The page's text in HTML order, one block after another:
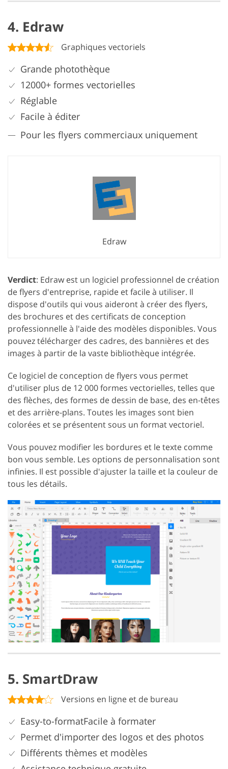
4. Edraw
Graphiques vectoriels
Grande photothèque
12000+ formes vectorielles
Réglable
Facile à éditer
Pour les flyers commerciaux uniquement
Edraw
Verdict: Edraw est un logiciel professionnel de création
de flyers d'entreprise, rapide et facile à utiliser. Il
dispose d'outils qui vous aideront à créer des flyers,
des brochures et des certificats de conception
professionnelle à l'aide des modèles disponibles. Vous
pouvez télécharger des cadres, des bannières et des
images à partir de la vaste bibliothèque intégrée.
Ce logiciel de conception de flyers vous permet
d'utiliser plus de 12 000 formes vectorielles, telles que
des flèches, des formes de dessin de base, des en-têtes
et des arrière-plans. Toutes les images sont bien
colorées et se présentent sous un format vectoriel.
Vous pouvez modifier les bordures et le texte comme
bon vous semble. Les options de personnalisation sont
infinies. Il est possible d'ajuster la taille et la couleur de
tous les détails.
5. SmartDraw
Versions en ligne et de bureau
Easy-to-formatFacile à formater
Permet d'importer des logos et des photos
Différents thèmes et modèles